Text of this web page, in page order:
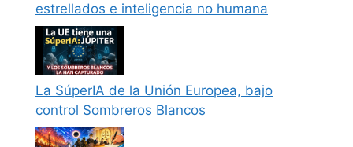
estrellados e inteligencia no humana
La SúperIA de la Unión Europea, bajo
control Sombreros Blancos